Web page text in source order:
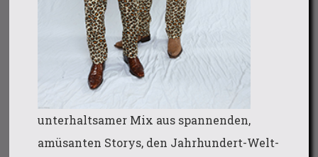
unterhaltsamer Mix aus spannenden,
amüsanten Storys, den Jahrhundert-Welt-